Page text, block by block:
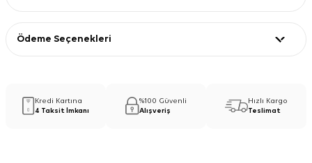
Ödeme Seçenekleri
Kredi Kartına
4 Taksit İmkanı
%100 Güvenli
Alışveriş
Hızlı Kargo
Teslimat